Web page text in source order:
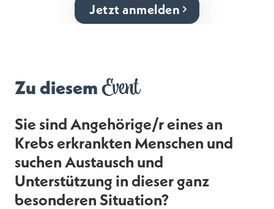
Jetzt anmelden
Zu diesemEvent
Sie sind Angehörige/r eines an
Krebs erkrankten Menschen und
suchen Austausch und
Unterstützung in dieser ganz
besonderen Situation?